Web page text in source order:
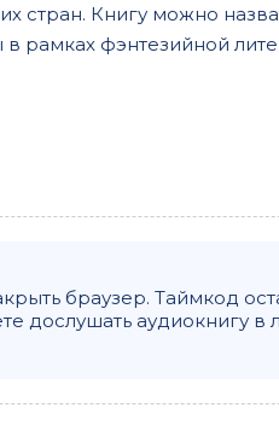
стран. Книгу можно
рамках фэнтезийной
браузер. Таймкод
дослушать аудиокнигу в